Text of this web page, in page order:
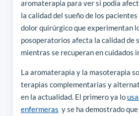
aromaterapia para ver si podía
la calidad del sueño de los
dolor quirúrgico que experimentan
posoperatorios afecta la calidad de
mientras se recuperan en cuidados
La aromaterapia y la masoterapia
terapias complementarias y
en la actualidad. El primero ya lo
enfermeras y se ha demostrado